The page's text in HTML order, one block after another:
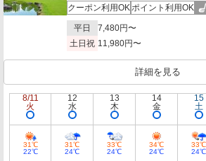
クーポン利用OKポイント利用OK
平日
7,480円〜
土日祝 11,980円〜
詳細を見る
8/11
火
31℃
22℃
12
水
31℃
24℃
13
木
33℃
24℃
14
金
34℃
24℃
15
土
33℃
24℃